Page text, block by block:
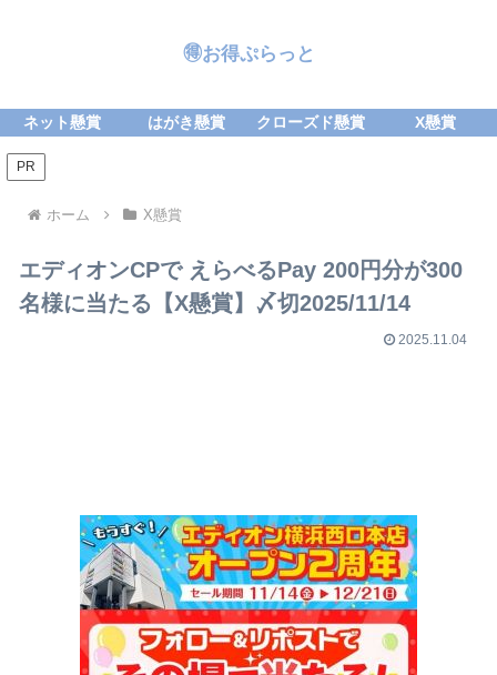
🉐お得ぷらっと
ネット懸賞 はがき懸賞 クローズド懸賞 X懸賞
PR
ホーム X懸賞
エディオンCPで えらべるPay 200円分が300
名様に当たる【X懸賞】〆切2025/11/14
2025.11.04